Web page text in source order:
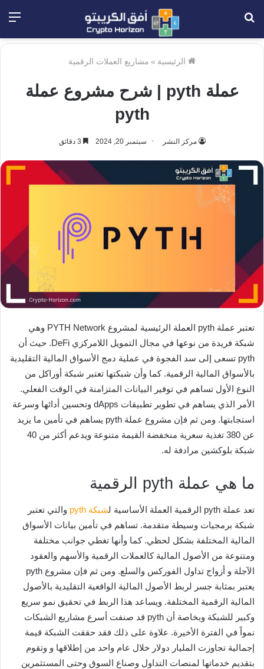
الرئيسية » مشاريع العملات الرقمية
عملة pyth | شرح مشروع عملة
pyth
مركز النشر سبتمبر 20, 2024
تعتبر عملة pyth العملة الرئيسية لمشروع PYTH Network وهي
شبكة فريدة من نوعها في مجال التمويل اللامركزي DeFi. حيث أن
pyth تسعى إلى سد الفجوة في عملية دمج الأسواق المالية التقليدية
بالأسواق المالية الرقمية. كما وأن شبكتها تعتبر شبكة أوراكل من
النوع الأول تساهم في توفير البيانات المتزامنة في الوقت الفعلي.
الأمر الذي يساهم في تطوير تطبيقات dApps وتحسين أدائها وسرعة
استجابتها. ومن ثم فإن مشروع عملة pyth يساهم في تأمين ما يزيد
عن 380 تغذية سعرية منخفضة القيمة متنوعة ويدعم أكثر من 40
شبكة بلوكشين مرادفة له.
ما هي عملة pyth الرقمية
تعد عملة pyth الرقمية العملة الأساسية ل شبكة pyth
والتي تعتبر
شبكة برمجيات وسيطة متقدمة. تساهم في تأمين بيانات الأسواق
المالية المختلفة بشكل لحظي. كما وأنها تغطي جوانب مختلفة
ومتنوعة من الأصول المالية كالعملات الرقمية والأسهم والعقود
الآجلة و أزواج تداول الفوركس والسلع. ومن ثم فإن مشروع pyth
يعتبر بمثابة جسر لربط الأصول المالية الواقعية التقليدية بالأصول
المالية الرقمية المختلفة. ويساعد هذا الربط في تحقيق نمو سريع
وكبير للشبكة وبخاصة أن pyth قد صنفت أسرع مشاريع الشبكات
نمواً في الفترة الأخيرة. علاوة على ذلك فقد حققت الشبكة قيمة
إجمالية تجاوزت المليار دولار خلال عام واحد من إطلاقها و وتقوم
بتقديم خدماتها لمنصات التداول وصناع السوق وحتى المستثمرين